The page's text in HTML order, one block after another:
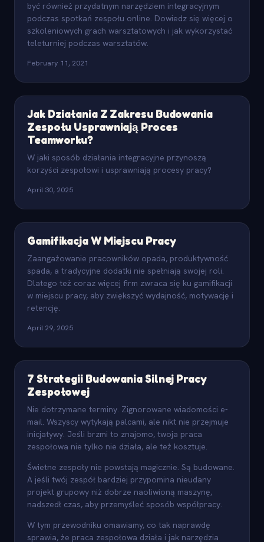
być również przydatnym narzędziem integracyjnym
podczas spotkań zespołu online. Dowiedz się więcej o
szkoleniowych grach warsztatowych i jak wykorzystać
teleturniej podczas warsztatów.
February 11, 2021
Jak Działania Z Zakresu Budowania
Zespołu Usprawniają Proces
Teamworku?
W jaki sposób działania integracyjne przynoszą
korzyści zespołowi i usprawniają procesy pracy?
April 30, 2025
Gamifikacja W Miejscu Pracy
Zaangażowanie pracowników opada, produktywność
spada, a tradycyjne dodatki nie spełniają swojej roli.
Dlatego też coraz więcej firm zwraca się ku gamifikacji
w miejscu pracy, aby zwiększyć wydajność, motywację i
retencję.
April 29, 2025
7 Strategii Budowania Silnej Pracy
Zespołowej
Nie dotrzymane terminy. Zignorowane wiadomości e-
mail. Wszyscy wytykają palcami, ale nikt nie przejmuje
inicjatywy. Jeśli brzmi to znajomo, twoja praca
zespołowa nie tylko nie działa, ale też kosztuje.
Świetne zespoły nie powstają magicznie. Są budowane.
A jeśli twój zespół bardziej przypomina nieudany
projekt grupowy niż dobrze naoliwioną maszynę,
nadszedł czas, aby przemyśleć sposób współpracy.
W tym przewodniku omawiamy, co tak naprawdę
sprawia, że praca zespołowa działa i jak narzędzia